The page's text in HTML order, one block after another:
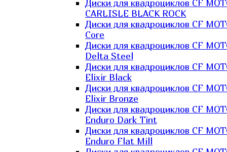
Диски для квадроциклов CF
CARLISLE BLACK ROCK
Диски для квадроциклов CF
Core
Диски для квадроциклов CF
Delta Steel
Диски для квадроциклов CF
Elixir Black
Диски для квадроциклов CF
Elixir Bronze
Диски для квадроциклов CF
Enduro Dark Tint
Диски для квадроциклов CF
Enduro Flat Mill